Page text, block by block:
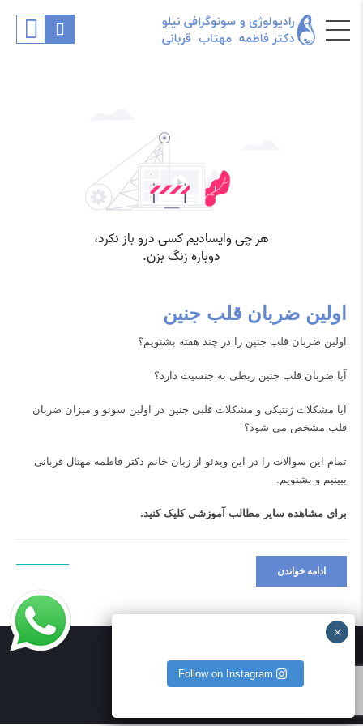
اولین ضربان قلب جنین
اولین ضربان قلب جنین را در چند هفته بشنویم؟
آیا ضربان قلب جنین ربطی به جنسیت دارد؟
آیا مشکلات ژنتیکی و مشکلات قلبی جنین در اولین سونو و میزان ضربان
قلب مشخص می شود؟
تمام این سوالات را در این ویدئو از زبان خانم دکتر فاطمه مهتال قربانی
ببینیم و بشنویم.
برای مشاهده سایر مطالب آموزشیکلیک کنید.
ادامه خواندن
Follow on Instagram